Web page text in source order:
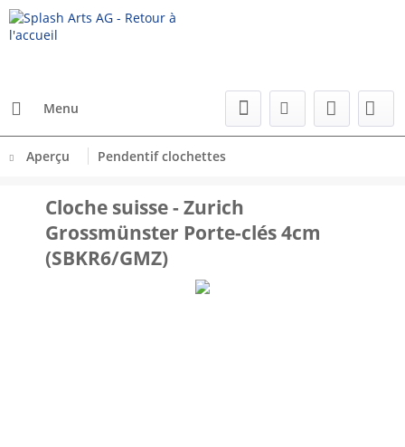
Menu
Aperçu Pendentif clochettes
Cloche suisse - Zurich
Grossmünster Porte-clés 4cm
(SBKR6/GMZ)